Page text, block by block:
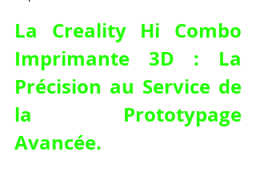
La Creality Hi Combo
Imprimante 3D : La
Précision au Service de
la Prototypage
Avancée.